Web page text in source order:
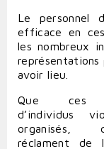
Le personnel
efficace en
les nombreux
représentations
avoir lieu.
Que ces
d’individus
réclament de